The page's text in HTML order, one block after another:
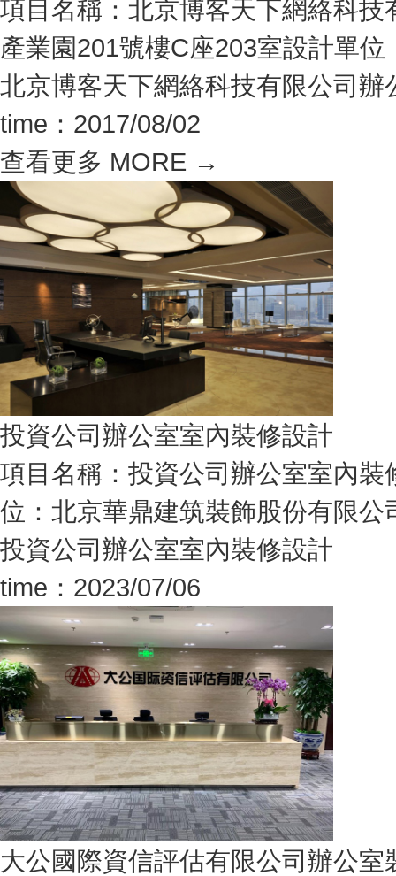
項目名稱：北京博客天下網絡科
產業園201號樓C座203室設計單
北京博客天下網絡科技有限公司辦
time：2017/08/02
查看更多 MORE →
投資公司辦公室室內裝修設計
項目名稱：投資公司辦公室室內
位：北京華鼎建筑裝飾股份有限公
投資公司辦公室室內裝修設計
time：2023/07/06
大公國際資信評估有限公司辦公室